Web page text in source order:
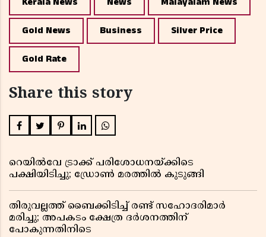
Gold News Business Silver Price
Gold Rate
Share this story
റെയിൽവേ ട്രാക്ക് പരിശോധനയ്ക്കിടെ
പക്ഷിയിടിച്ചു; ഡ്രോൺ മരത്തിൽ കുടുങ്ങി
തിരുവല്ലത്ത് ബൈക്കിടിച്ച് രണ്ട് സഹോദരിമാർ
മരിച്ചു; അപകടം ക്ഷേത്ര ദർശനത്തിന്
പോകുന്നതിനിടെ